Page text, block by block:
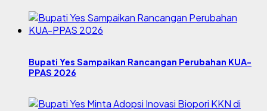
Bupati Yes Sampaikan Rancangan Perubahan KUA-
PPAS 2026